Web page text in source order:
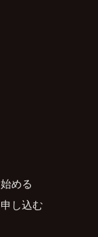
める
し込む